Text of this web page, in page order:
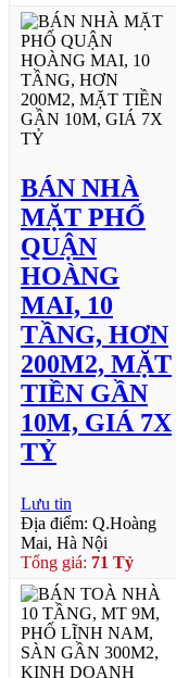
BÁN NHÀ
MẶT PHỐ
QUẬN
HOÀNG
MAI, 10
TẦNG, HƠN
200M2, MẶT
TIỀN GẦN
10M, GIÁ 7X
TỶ
Lưu tin
Địa điểm: Q.Hoàng
Mai, Hà Nội
Tổng giá: 71 Tỷ